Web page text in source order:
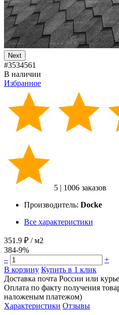
Next
#3534561
В наличии
Избранное
5 | 1006 заказов
Производитель: Docke
Все характеристики
351.9 ₽ / м2
384-9%
–
+
В корзину Купить в 1 клик
Доставка почта России или
Оплата по факту получения
наложеным платежом)
Характеристики Отзывы